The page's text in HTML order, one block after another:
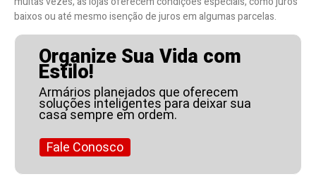
baixos ou até mesmo isenção de juros em algumas parcelas.
Organize Sua Vida com
Estilo!
Armários planejados que oferecem
soluções inteligentes para deixar sua
casa sempre em ordem.
Fale Conosco